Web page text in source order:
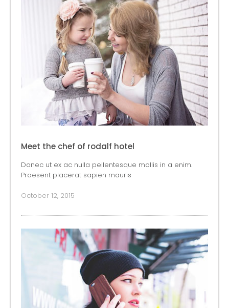
Meet the chef of rodalf hotel
Donec ut ex ac nulla pellentesque mollis in a enim.
Praesent placerat sapien mauris
October 12, 2015